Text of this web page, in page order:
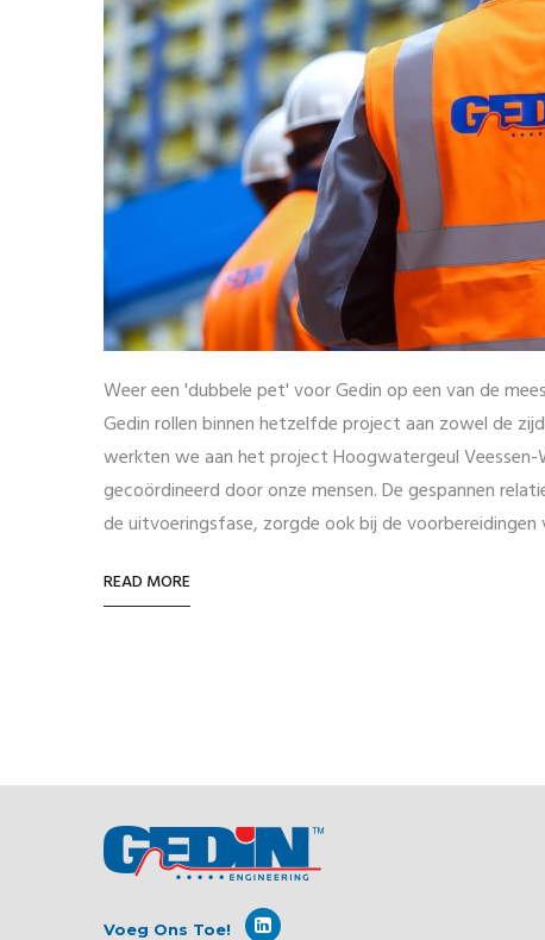
Weer een 'dubbele pet' voor Gedin op een van de
Gedin rollen binnen hetzelfde project aan zowel de
werkten we aan het project Hoogwatergeul
gecoördineerd door onze mensen. De gespannen
de uitvoeringsfase, zorgde ook bij de voorbereidingen
READ MORE
Voeg Ons Toe!